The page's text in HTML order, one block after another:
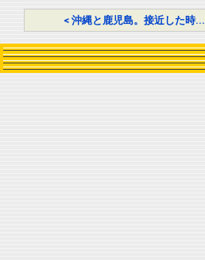
< 沖縄と鹿児島。接近した時...